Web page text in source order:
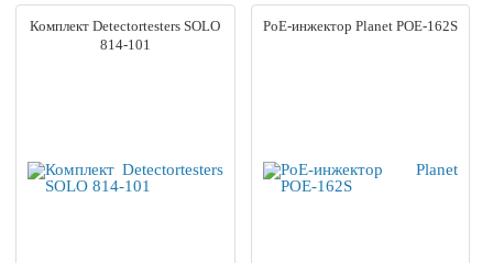
Комплект Detectortesters SOLO
814-101
PoE-инжектор Planet POE-162S